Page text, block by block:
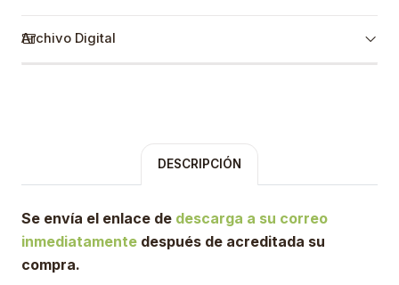
Archivo Digital
DESCRIPCIÓN
Se envía el enlace de descarga a su correo
inmediatamente después de acreditada su
compra.